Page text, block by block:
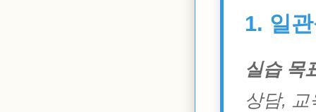
1. 일
실습 목
상담,